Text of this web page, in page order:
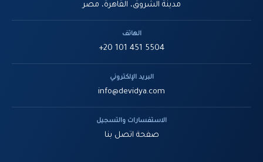
مدينة الشروق، القاهرة، مصر
الهاتف
+20 101 451 5504
البريد الإلكتروني
info@devidya.com
الاستفسارات والتسجيل
صفحة اتصل بنا